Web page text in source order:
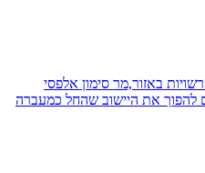
באזור,מר סימון אלפסי
להפוך את היישוב שהחל כמעברה